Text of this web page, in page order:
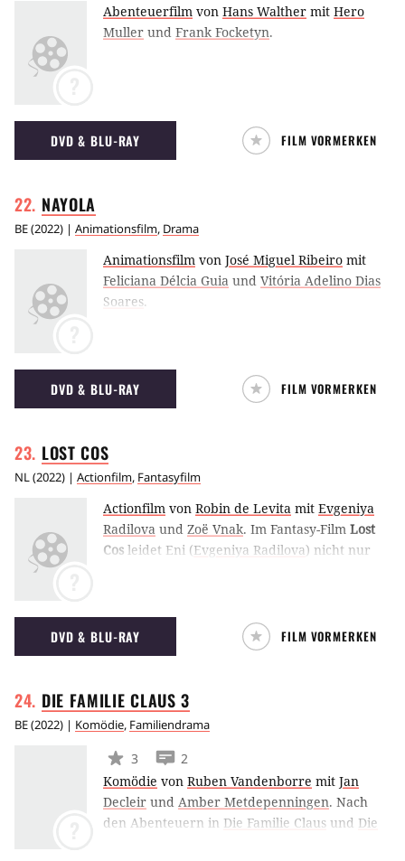
Abenteuerfilm von Hans Walther mit Hero
Muller und Frank Focketyn.
DVD & BLU-RAY FILM VORMERKEN
NAYOLA
BE(2022) | Animationsfilm, Drama
Animationsfilm von José Miguel Ribeiro mit
Feliciana Délcia Guia und Vitória Adelino Dias
Soares.
DVD & BLU-RAY FILM VORMERKEN
LOSTCOS
NL (2022) | Actionfilm, Fantasyfilm
Actionfilm von Robin de Levita mit Evgeniya
Radilova und Zoë Vnak. Im Fantasy-Film Lost
Cos leidet Eni (Evgeniya Radilova) nicht nur
zu entfliegen, besucht sie einen Underground-
Club, in dem die Grenzen zwischen was wahr
DVD & BLU-RAY FILM VORMERKEN
DIE FAMILIE CLAUS3
BE(2022) | Komödie, Familiendrama
3
2
Komödie von Ruben Vandenborre mit Jan
Decleir und Amber Metdepenningen. Nach
den Abenteuern in Die Familie Claus und Die